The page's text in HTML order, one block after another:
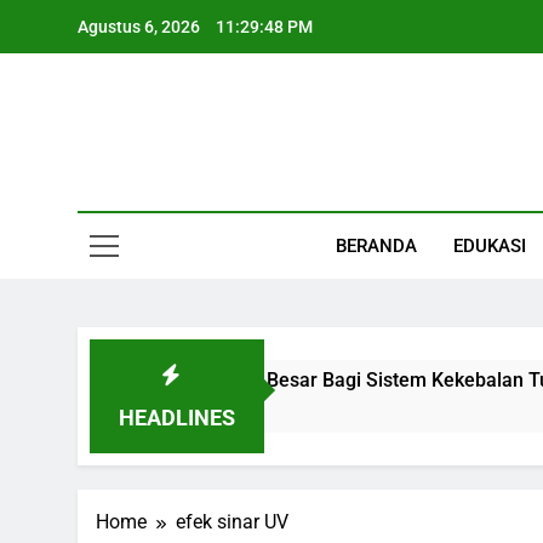
Agustus 6, 2026 11:29:49 PM
BERANDA EDUKASI
HEADLINES
Kecil Dengan Peran Besar Bagi Sistem Kekebalan
Home efek sinar UV